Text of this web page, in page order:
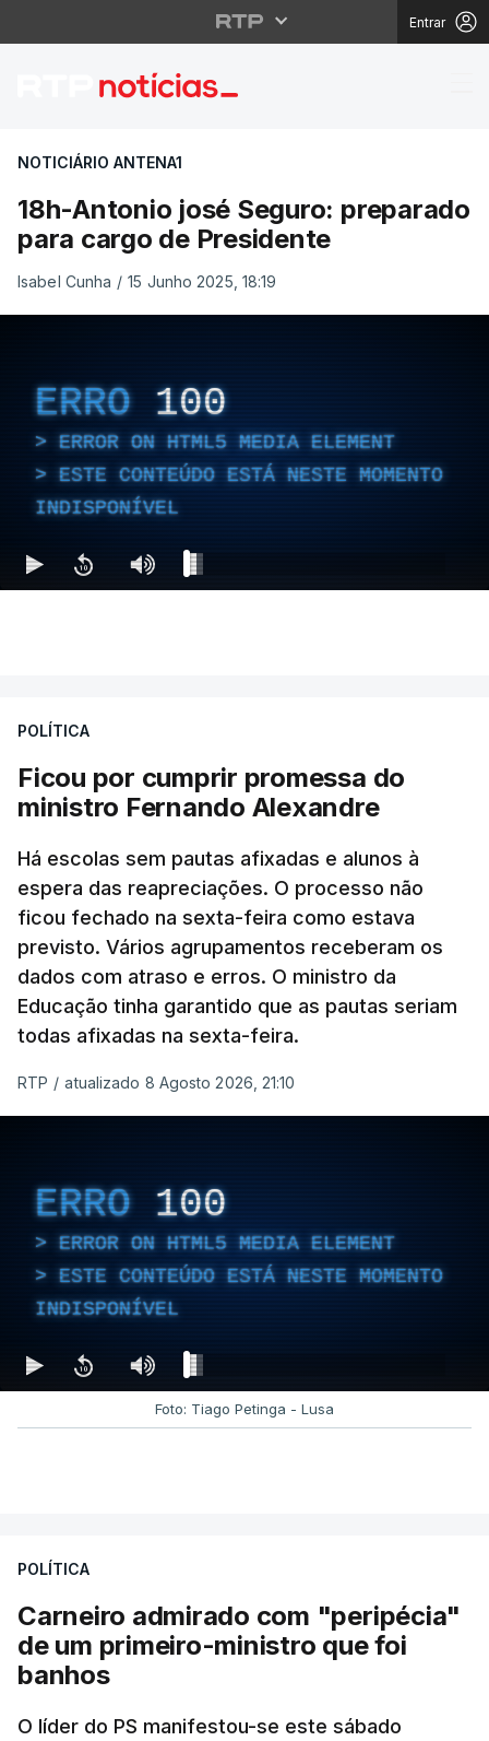
Entrar
18h-Antonio josé
NOTICIÁRIO ANTENA1
18h-Antonio josé Seguro: preparado
para cargo de Presidente
Isabel Cunha / 15 Junho 2025, 18:19
ERRO 100
ERROR ON HTML5 MEDIA ELEMENT
ESTE CONTEÚDO ESTÁ NESTE MOMENTO
INDISPONÍVEL
POLÍTICA
Ficou por cumprir promessa do
ministro Fernando Alexandre
Há escolas sem pautas afixadas e alunos à
espera das reapreciações. O processo não
ficou fechado na sexta-feira como estava
previsto. Vários agrupamentos receberam os
dados com atraso e erros. O ministro da
Educação tinha garantido que as pautas seriam
todas afixadas na sexta-feira.
RTP / atualizado 8 Agosto 2026, 21:10
ERRO 100
ERROR ON HTML5 MEDIA ELEMENT
ESTE CONTEÚDO ESTÁ NESTE MOMENTO
INDISPONÍVEL
Foto: Tiago Petinga - Lusa
POLÍTICA
Carneiro admirado com "peripécia"
de um primeiro-ministro que foi
banhos
O líder do PS manifestou-se este sábado